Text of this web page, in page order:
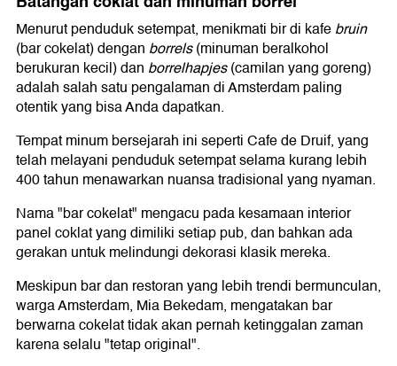
Menurut penduduk setempat, menikmati bir di kafebruin
(bar cokelat) dengan borrels(minuman beralkohol
berukuran kecil) dan borrelhapjes(camilan yang goreng)
adalah salah satu pengalaman di Amsterdam paling
otentik yang bisa Anda dapatkan.
Tempat minum bersejarah ini seperti Cafe de Druif, yang
telah melayani penduduk setempat selama kurang lebih
400 tahun menawarkan nuansa tradisional yang nyaman.
Nama "bar cokelat" mengacu pada kesamaan interior
panel coklat yang dimiliki setiap pub, dan bahkan ada
gerakan untuk melindungi dekorasi klasik mereka.
Meskipun bar dan restoran yang lebih trendi bermunculan,
warga Amsterdam, Mia Bekedam, mengatakan bar
berwarna cokelat tidak akan pernah ketinggalan zaman
karena selalu "tetap original".